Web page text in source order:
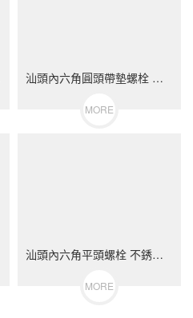
汕頭內六角圓頭帶墊螺栓 不銹鋼（304/316）碳鋼 合金鋼
MORE
汕頭內六角平頭螺栓 不銹鋼（304/316）碳鋼 合金鋼
MORE